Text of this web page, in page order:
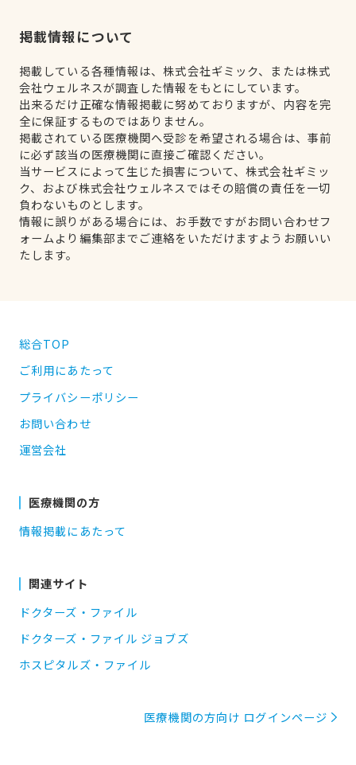
掲載情報について
掲載している各種情報は、株式会社ギミック、または株式
会社ウェルネスが調査した情報をもとにしています。
出来るだけ正確な情報掲載に努めておりますが、内容を完
全に保証するものではありません。
掲載されている医療機関へ受診を希望される場合は、事前
に必ず該当の医療機関に直接ご確認ください。
当サービスによって生じた損害について、株式会社ギミッ
ク、および株式会社ウェルネスではその賠償の責任を一切
負わないものとします。
情報に誤りがある場合には、お手数ですがお問い合わせフ
ォームより編集部までご連絡をいただけますようお願いい
たします。
総合TOP
ご利用にあたって
プライバシーポリシー
お問い合わせ
運営会社
医療機関の方
情報掲載にあたって
関連サイト
ドクターズ・ファイル
ドクターズ・ファイル ジョブズ
ホスピタルズ・ファイル
医療機関の方向け ログインページ